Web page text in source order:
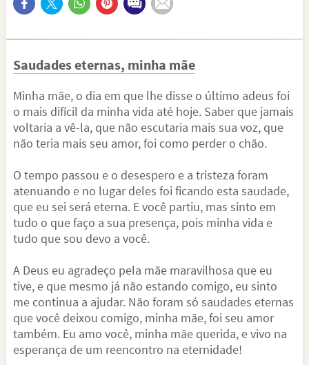
Saudades eternas, minha mãe
Minha mãe, o dia em que lhe disse o último adeus foi
o mais difícil da minha vida até hoje. Saber que jamais
voltaria a vê-la, que não escutaria mais sua voz, que
não teria mais seu amor, foi como perder o chão.
O tempo passou e o desespero e a tristeza foram
atenuando e no lugar deles foi ficando esta saudade,
que eu sei será eterna. E você partiu, mas sinto em
tudo o que faço a sua presença, pois minha vida e
tudo que sou devo a você.
A Deus eu agradeço pela mãe maravilhosa que eu
tive, e que mesmo já não estando comigo, eu sinto
me continua a ajudar. Não foram só saudades eternas
que você deixou comigo, minha mãe, foi seu amor
também. Eu amo você, minha mãe querida, e vivo na
esperança de um reencontro na eternidade!